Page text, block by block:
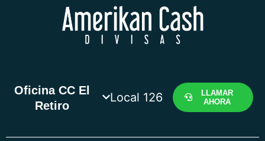
Oficina CC El
Retiro
Local 126
LLAMAR
AHORA